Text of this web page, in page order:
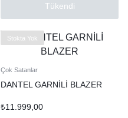
Tükendi
Stokta Yok
Çok Satanlar
DANTEL GARNİLİ BLAZER
₺11.999,00